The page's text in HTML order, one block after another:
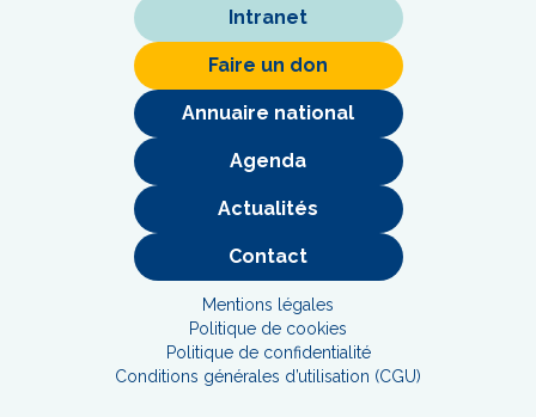
Intranet
Faire un don
Annuaire national
Agenda
Actualités
Contact
Mentions légales
Politique de cookies
Politique de confidentialité
Conditions générales d’utilisation (CGU)